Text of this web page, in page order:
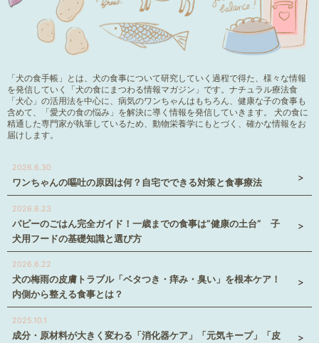
「犬の食手帳」とは、犬の食事について研究していく過程で得た、様々な情報
を発信していく「犬の食にまつわる情報マガジン」です。ナチュラル療法食
「犬心」の活用法を中心に、病気のワンちゃんはもちろん、健康な子の食事も
含めて、「愛犬の食の悩み」を解決に導く情報を発信していきます。 犬の食に
精通した専門家が執筆しているため、動物栄養学にもとづく、確かな情報をお
届けします。
2026.6.30
ワンちゃんの嘔吐の原因は何？自宅でできる対策と食事療法
2026.6.23
パピーのごはん完全ガイド！一歳までの食事は”健康の土台” 子
犬用フードの基礎知識と選び方
2026.6.22
犬の梅雨の皮膚トラブル「ベタつき・痒み・臭い」を根本ケア！
内側から整える食事とは？
2025.10.1
成分・原材料が大きく変わる「消化器ケア」「元気キープ」「皮